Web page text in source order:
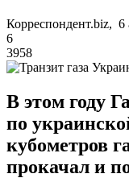
Корреспондент.biz, 6
6
3958
В этом году
по
кубометров
прокачал и